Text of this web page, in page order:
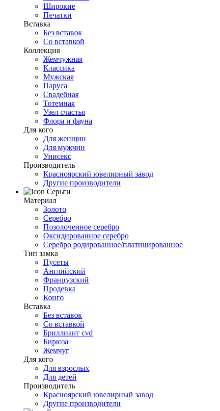
Широкие
Печатки
Вставка
Без вставок
Со вставкой
Коллекция
Жемчужная
Классика
Мужская
Паруса
Свадебная
Тотемная
Узел счастья
Флора и фауна
Для кого
Для женщин
Для мужчин
Унисекс
Производитель
Красноярский ювелирный завод
Другие производители
Серьги
Материал
Золото
Серебро
Позолоченное серебро
Оксидированное серебро
Серебро родированное/платинированное
Тип замка
Пусеты
Английский
Французский
Продевка
Конго
Вставка
Без вставок
Со вставкой
Бриллиант cvd
Бирюза
Жемчуг
Для кого
Для взрослых
Для детей
Производитель
Красноярский ювелирный завод
Другие производители